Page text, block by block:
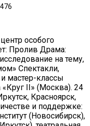
особого
Пролив Драма:
на тему,
Спектакли,
мастер-классы
«Круг II» (Москва). 24
Красноярск,
и поддержке:
(Новосибирск),